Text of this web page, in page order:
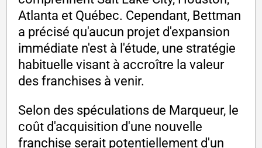
Atlanta et Québec. Cependant, Bettman
a précisé qu'aucun projet d'expansion
immédiate n'est à l'étude, une stratégie
habituelle visant à accroître la valeur
des franchises à venir.
Selon des spéculations de Marqueur, le
coût d'acquisition d'une nouvelle
franchise serait potentiellement d'un